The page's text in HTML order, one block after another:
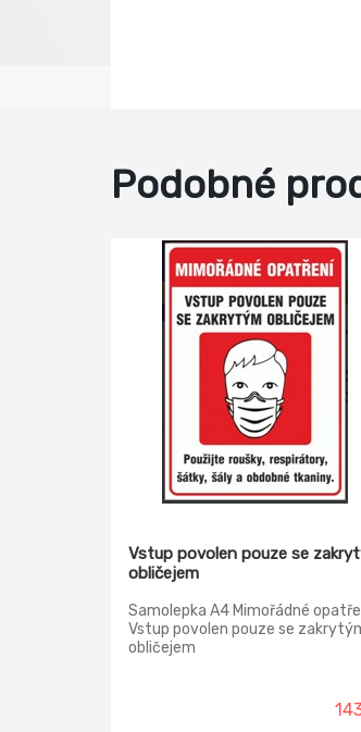
Podobné
Vstup povolen pouze se
obličejem
Samolepka A4 Mimořádné
Vstup povolen pouze se
obličejem